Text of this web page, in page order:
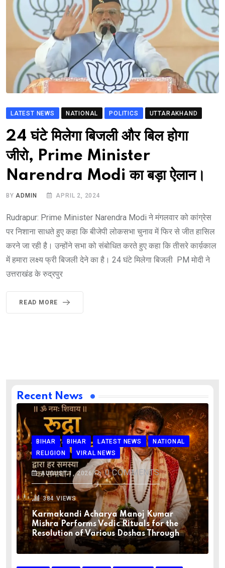
LATEST NEWS NATIONAL POLITICS UTTARAKHAND
24 घंटे मिलेगा बिजली और बिल होगा
जीरो, Prime Minister
Narendra Modi का बड़ा ऐलान।
BY ADMIN APRIL 2, 2024
Rudrapur: Prime Minister Narendra Modi ने मंगलवार को कांग्रेस
पर निशाना साधते हुए कहा कि बीजेपी लोकसभा चुनाव में फिर से जीत हासिल
करने जा रही है। उन्होंने सभा को संबोधित करते हुए कहा कि तीसरे कार्य़काल
में हमारा लक्ष्य फ्री बिजली देने का है। 24 घंटे मिलेगा बिजली PM मोदी ने
उत्तराखंड के रुद्रपुर
READ MORE
Recent News
BIHAR BIHAR LATEST NEWS
NATIONAL
RELIGION
VIRAL NEWS
AUGUST 1, 2026 0COMMENTS
384VIEWS
Karmakandi Acharya Manoj Kumar
Mishra Performs Vedic Rituals for the
Resolution of Various Doshas Through